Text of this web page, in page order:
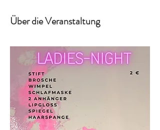
Über die Veranstaltung